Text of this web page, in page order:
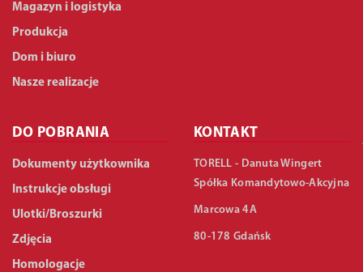
Magazyn i logistyka
Produkcja
Dom i biuro
Nasze realizacje
DO POBRANIA
Dokumenty użytkownika
Instrukcje obsługi
Ulotki/Broszurki
Zdjęcia
Homologacje
KONTAKT
TORELL - Danuta Wingert
Spółka Komandytowo-Akcyjna
Marcowa 4A
80-178 Gdańsk